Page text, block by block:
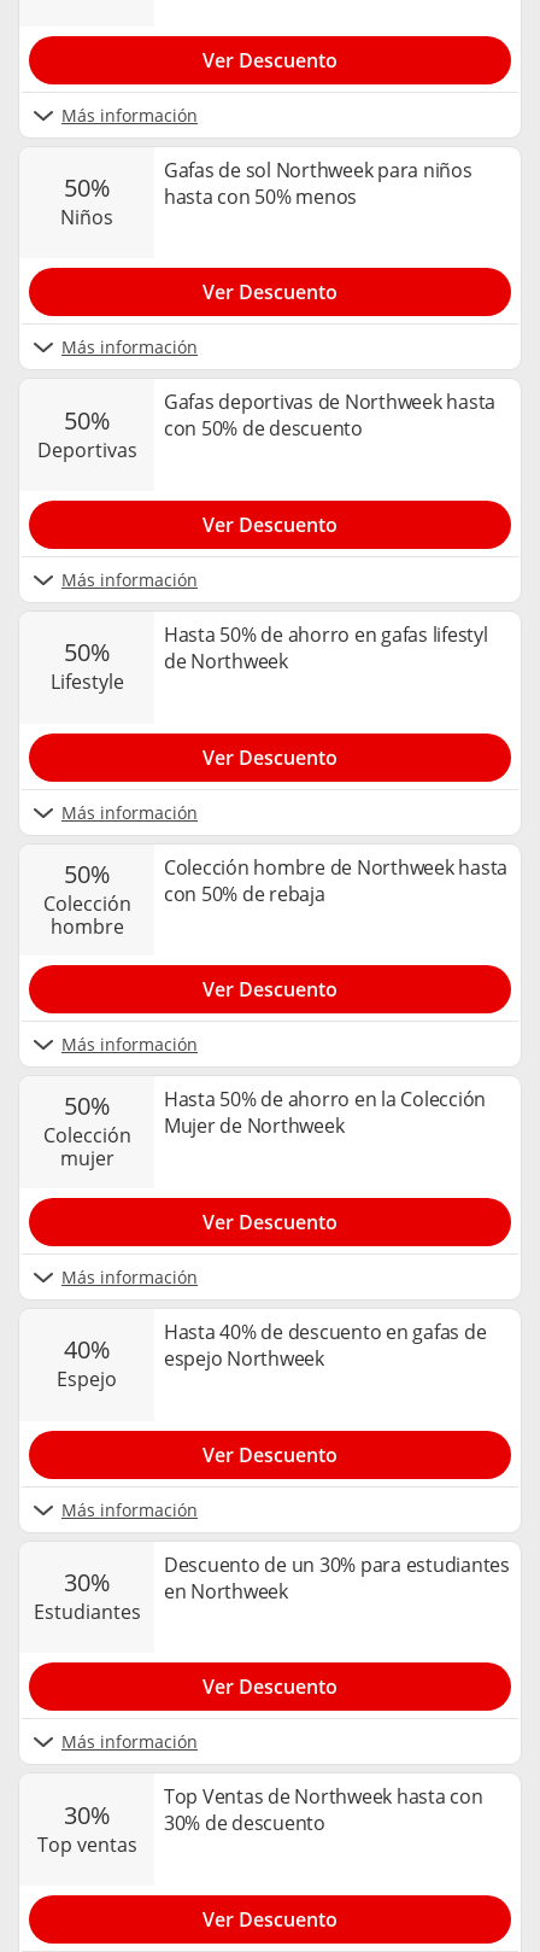
Más información
Ver Descuento
50%
niños
Gafas de sol Northweek para niños
hasta con 50% menos
Más información
Ver Descuento
50%
deportivas
Gafas deportivas de Northweek hasta
con 50% de descuento
Más información
Ver Descuento
50%
lifestyle
Hasta 50% de ahorro en gafas lifestyl
de Northweek
Más información
Ver Descuento
50%
colección
hombre
Colección hombre de Northweek hasta
con 50% de rebaja
Más información
Ver Descuento
50%
colección
mujer
Hasta 50% de ahorro en la Colección
Mujer de Northweek
Más información
Ver Descuento
40%
espejo
Hasta 40% de descuento en gafas de
espejo Northweek
Más información
Ver Descuento
30%
estudiantes
Descuento de un 30% para estudiantes
en Northweek
Más información
Ver Descuento
30%
top ventas
Top Ventas de Northweek hasta con
30% de descuento
Ver Descuento